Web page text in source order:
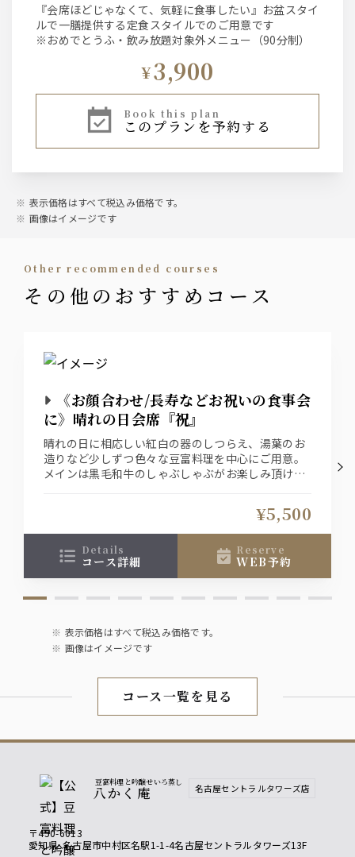
『会席ほどじゃなくて、気軽に食事したい』お盆スタイ
ルで一膳提供する定食スタイルでのご用意です
※おめでとうふ・飲み放題対象外メニュー（90分制）
¥3,900
book this plan
このプランを予約する
表示価格はすべて税込み価格です。
画像はイメージです
other recommended courses
その他のおすすめコース
《お顔合わせ/長寿などお祝いの食事会
に》晴れの日会席『祝』
晴れの日に相応しい紅白の器のしつらえ、湯葉のお
造りなど少しずつ色々な豆富料理を中心にご用意。
メインは黒毛和牛のしゃぶしゃぶがお楽しみ頂ける
¥5,500
details
コース詳細
reserve
WEB予約
表示価格はすべて税込み価格です。
画像はイメージです
コース一覧を見る
豆富料理と吟醸せいろ蒸し
八かく庵 名古屋セントラルタワーズ店
〒450-6013
愛知県 名古屋市中村区名駅1-1-4名古屋セントラルタワーズ13F